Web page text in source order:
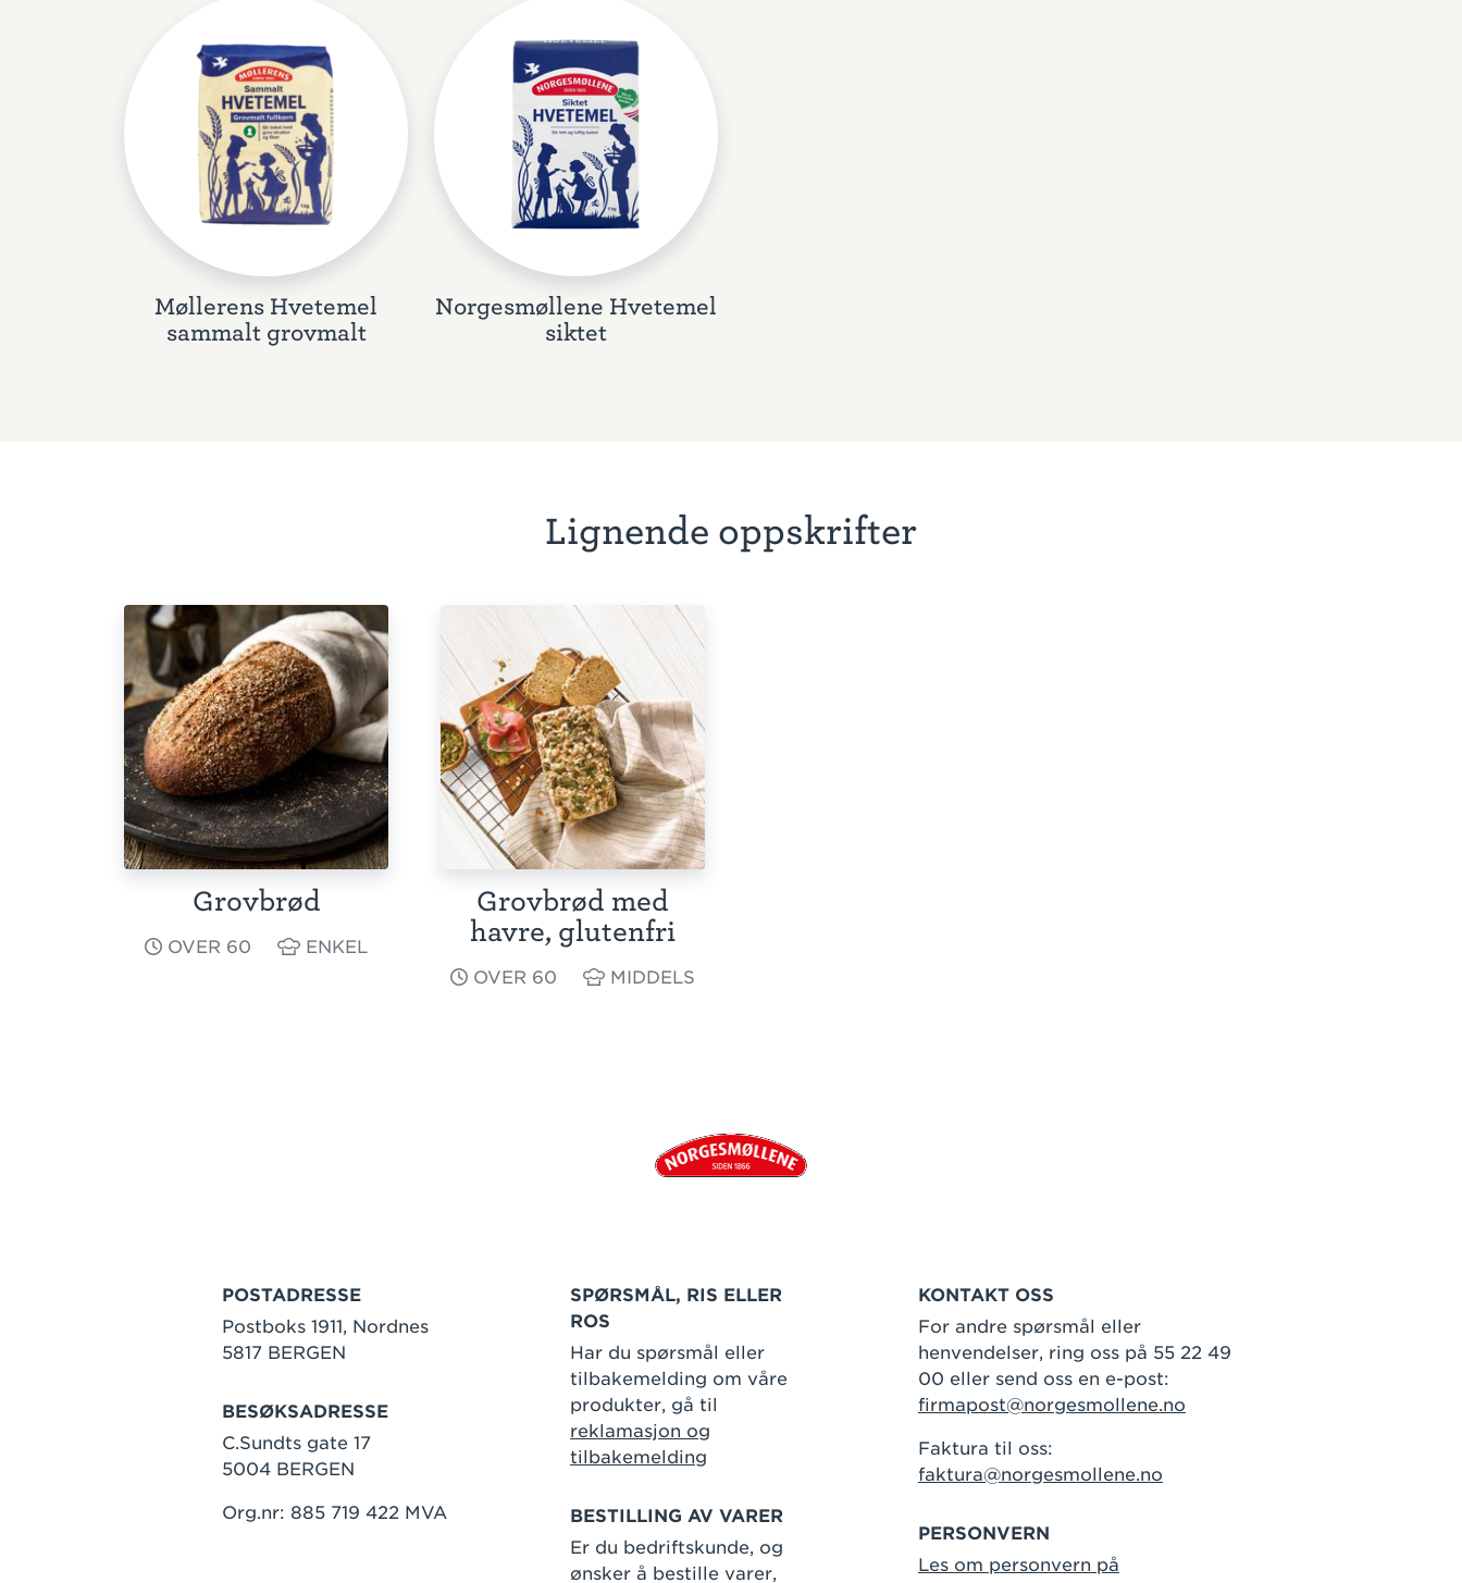
Møllerens Hvetemel
sammalt grovmalt
Norgesmøllene Hvetemel
siktet
Lignende oppskrifter
Grovbrød
OVER 60 ENKEL
Grovbrød med
havre, glutenfri
OVER 60 MIDDELS
POSTADRESSE
Postboks 1911, Nordnes
5817 BERGEN
BESØKSADRESSE
C.Sundts gate 17
5004 BERGEN
Org.nr: 885 719 422 MVA
SPØRSMÅL, RIS ELLER
ROS
Har du spørsmål eller
tilbakemelding om våre
produkter, gå til
reklamasjon og
tilbakemelding
BESTILLING AV VARER
Er du bedriftskunde, og
ønsker å bestille varer,
KONTAKT OSS
For andre spørsmål eller
henvendelser, ring oss på 55 22 49
00 eller send oss en e-post:
firmapost@norgesmollene.no
Faktura til oss:
faktura@norgesmollene.no
PERSONVERN
Les om personvern på